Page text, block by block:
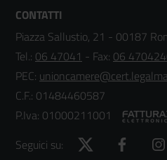
CONTATTI
Piazza Sallustio, 21 - 00187
Tel.: 06 47041 - Fax: 06
PEC:
C.F.: 01484460587
P.Iva: 01000211001
Seguici su:
Twitter Facebook